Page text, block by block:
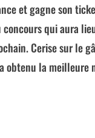
et gagne son
qui aura
Cerise sur le
obtenu la meilleure